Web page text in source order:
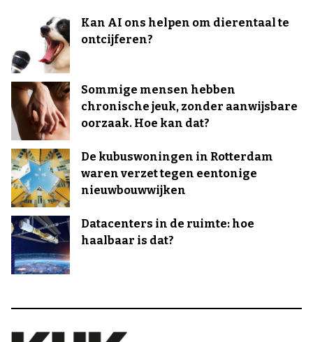
Kan AI ons helpen om dierentaal te
ontcijferen?
Sommige mensen hebben
chronische jeuk, zonder aanwijsbare
oorzaak. Hoe kan dat?
De kubuswoningen in Rotterdam
waren verzet tegen eentonige
nieuwbouwwijken
Datacenters in de ruimte: hoe
haalbaar is dat?